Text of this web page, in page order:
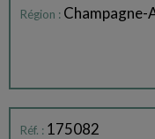
Région : Champagne-
Réf. : 175082